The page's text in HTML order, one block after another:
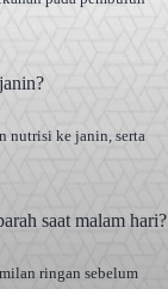
nutrisi ke janin, serta
saat malam hari?
ringan sebelum